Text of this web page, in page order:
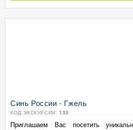
Синь России - Гжель
КОД ЭКСКУРСИИ: 133
Приглашаем Вас посетить